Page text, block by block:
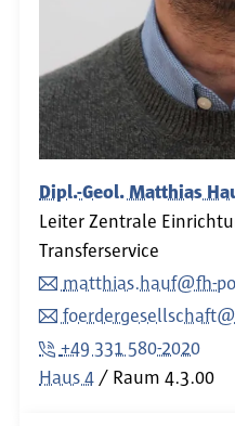
Dipl.-Geol. Matthias
Leiter Zentrale
Transferservice
matthias.hauf@fh-
+49 331 580-2020
Haus 4
Raum 4.3.00